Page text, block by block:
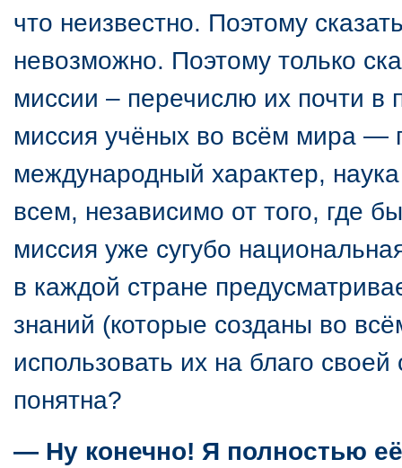
что неизвестно. Поэтому
невозможно. Поэтому только
миссии – перечислю их почти в
миссия учёных во всём мира —
международный характер,
всем, независимо от того, где
миссия уже сугубо
в каждой стране
знаний (которые созданы во
использовать их на благо
понятна?
— Ну конечно! Я полностью